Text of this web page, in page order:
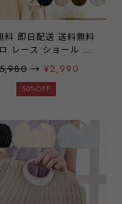
料 即日配送 送料無料
レース ショール カ
ガン ティアー セクシ
フォン 着痩せ 羽織物
ル ストール パーティ
お呼ばれ ドレス k-
yymmm emile0008
→¥2,990
50%OFF